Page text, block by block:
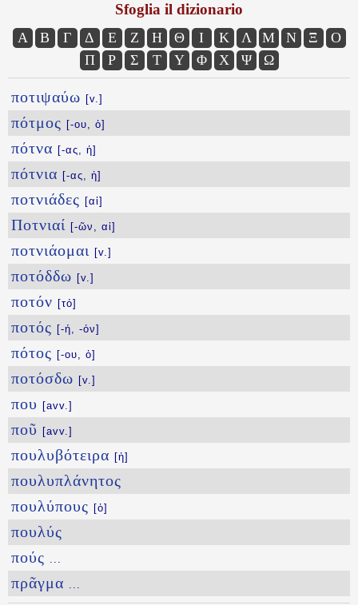
Sfoglia il dizionario
Α Β Γ Δ Ε Ζ Η Θ Ι Κ Λ Μ Ν Ξ
Ο
Π
Ρ Σ Τ Υ Φ Χ Ψ Ω
ποτιψαύω [v.]
πότμος [-ου, ὁ]
πότνα [-ας, ἡ]
πότνια [-ας, ἡ]
ποτνιάδες [αἱ]
Ποτνιαί [-ῶν, αἱ]
ποτνιάομαι [v.]
ποτόδδω [v.]
ποτόν [τό]
ποτός [-ή, -όν]
πότος [-ου, ὁ]
ποτόσδω [v.]
που [avv.]
ποῦ [avv.]
πουλυβότειρα [ἡ]
πουλυπλάνητος
πουλύπους [ὁ]
πουλύς
πούς ...
πρᾶγμα ...